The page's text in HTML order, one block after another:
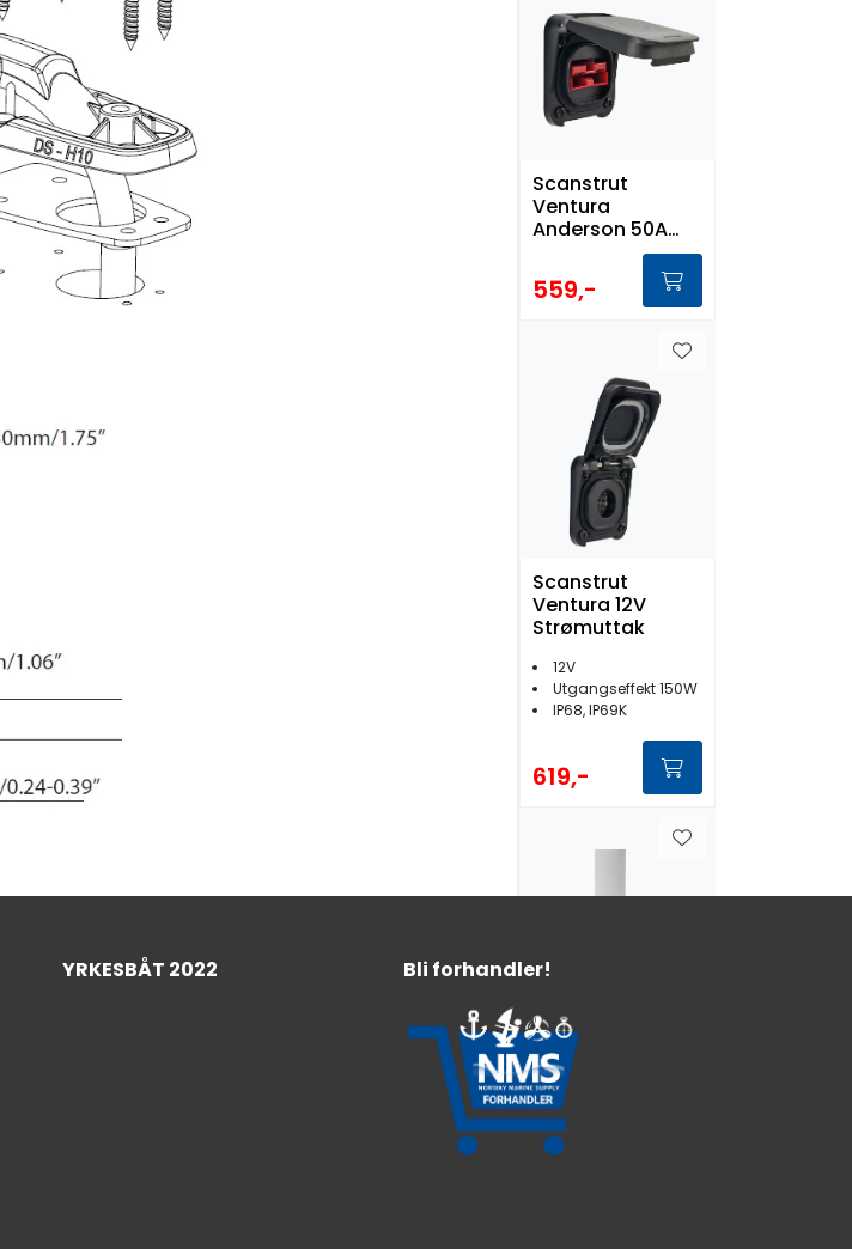
Scanstrut
Ventura
Anderson 50A
Solcellekontakt
559,-
Scanstrut
Ventura 12V
Strømuttak
12V
Utgangseffekt 150W
IP68, IP69K
619,-
Scanstrut DS40
kabelgjennomfør
ing 12-15mm
YRKESBÅT 2022 Bli forhandler!